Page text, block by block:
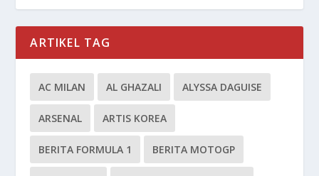
ARTIKEL TAG
AC MILAN AL GHAZALI ALYSSA DAGUISE
ARSENAL ARTIS KOREA
BERITA FORMULA 1 BERITA MOTOGP